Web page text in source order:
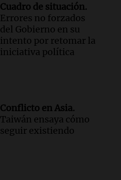
Cuadro de situación.
Errores no forzados
del Gobierno en su
intento por retomar la
iniciativa política
Conflicto en Asia.
Taiwán ensaya cómo
seguir existiendo